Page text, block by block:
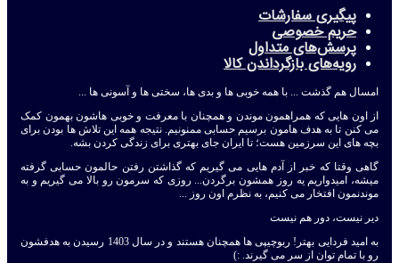
پیگیری سفارشات
حریم خصوصی
پرسش‌های متداول
رویه‌های بازگرداندن کالا
امسال هم گذشت ... با همه خوبی ها و بدی ها، سختی ها و آسونی ها ...
از اون هایی که همراهمون موندن و همچنان با معرفت و خوبی هاشون بهمون کمک
می کنن تا به هدف هامون برسیم حسابی ممنونیم. نتیجه همه این تلاش ها بودن برای
بچه های این سرزمین هست؛ تا ایران جای بهتری برای زندگی کردن بشه.
گاهی وقتا که خبر از آدم هایی می گیریم که گذاشتن رفتن حالمون حسابی گرفته
میشه، امیدواریم یه روز همشون برگردن... روزی که سرمون رو بالا می گیریم و به
موندنمون افتخار می کنیم، به نظرم اون روز ...
دیر نیست، دور هم نیست
به امید فردایی بهتر! ربوچیپی ها همچنان هستند و در سال 1403 رسیدن به هدفشون
رو با تمام توان از سر می گیرند. :)